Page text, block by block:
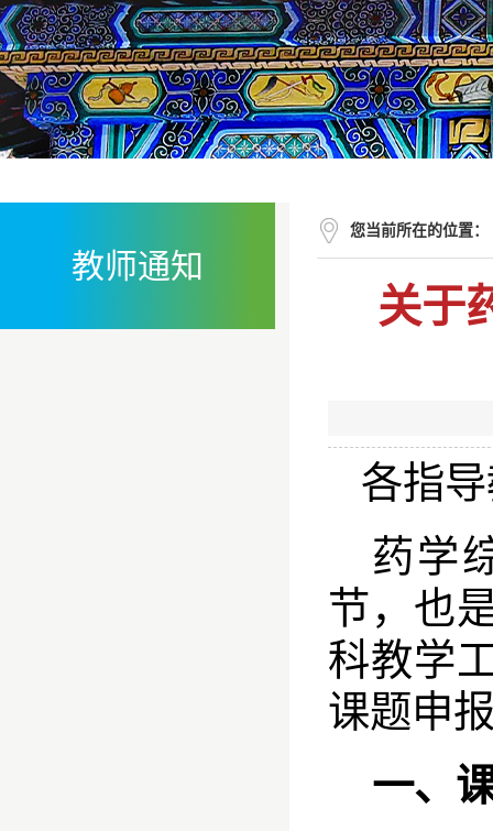
教师通知
您当前所在的位置：
关于
各指
药学
节，也
科教学
课题申
一、